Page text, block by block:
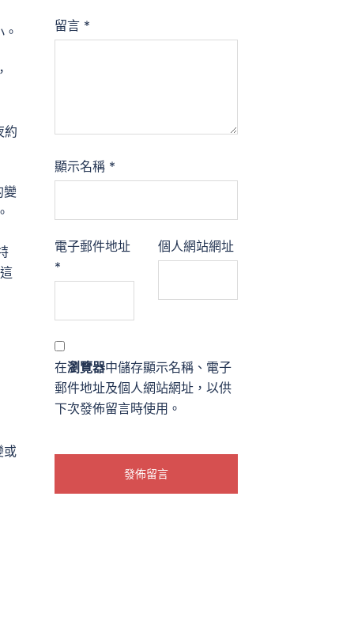
約
變
或
留言 *
顯示名稱 *
電子郵件地址
*
個人網站網址
在瀏覽器中儲存顯示名稱、電子
郵件地址及個人網站網址，以供
下次發佈留言時使用。